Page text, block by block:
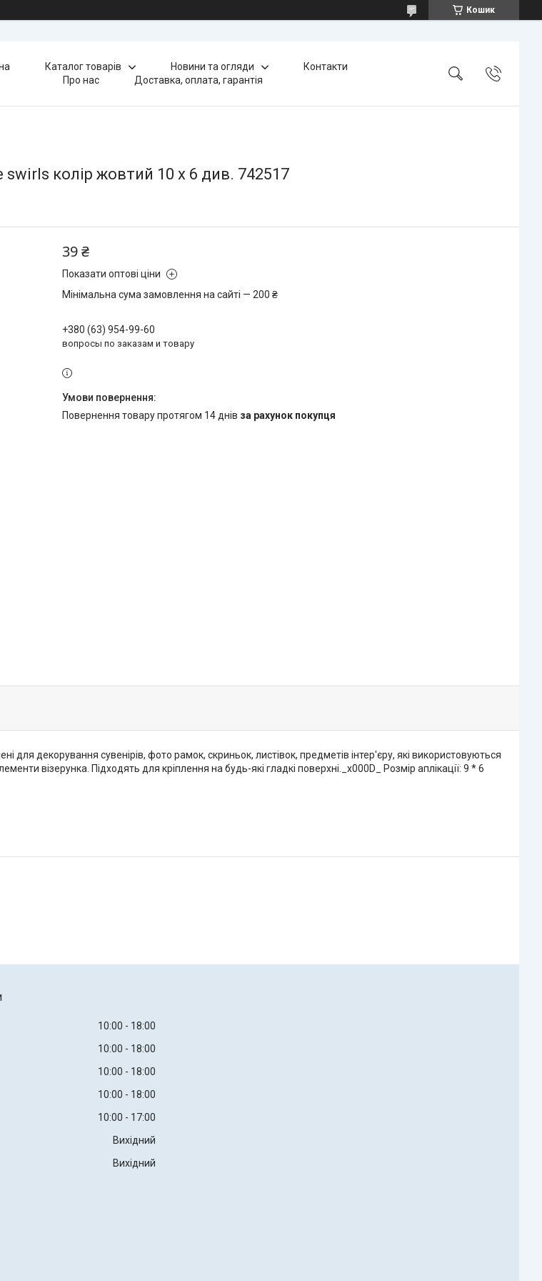
Кошик
Каталог товарів Новини та огляди
Контакти
Про нас
Доставка, оплата, гарантія
swirls колір жовтий 10 х 6 див. 742517
39 ₴
Показати оптові ціни
Мінімальна сума замовлення на сайті — 200 ₴
+380 (63) 954-99-60
вопросы по заказам и товару
повернення товару протягом 14 днів за рахунок покупця
для декорування сувенірів, фото рамок, скриньок, листівок, предметів інтер'єру, які використовуються
візерунка. Підходять для кріплення на будь-які гладкі поверхні._x000D_ Розмір аплікації: 9 * 6
10:00
18:00
10:00
18:00
10:00
18:00
10:00
18:00
10:00
17:00
Вихідний
Вихідний